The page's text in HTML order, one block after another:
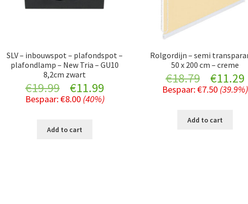
SLV – inbouwspot – plafondspot –
plafondlamp – New Tria – GU10
8,2cm zwart
€19.99
Original
price
was:
€11.99
Bespaar: €8.00 (40%)
Add to cart
Rolgordijn – semi
50 x 200 cm – creme
€18.79
Original
price
was:
€11.29
Bespaar: €7.50 (39.9%)
Add to cart